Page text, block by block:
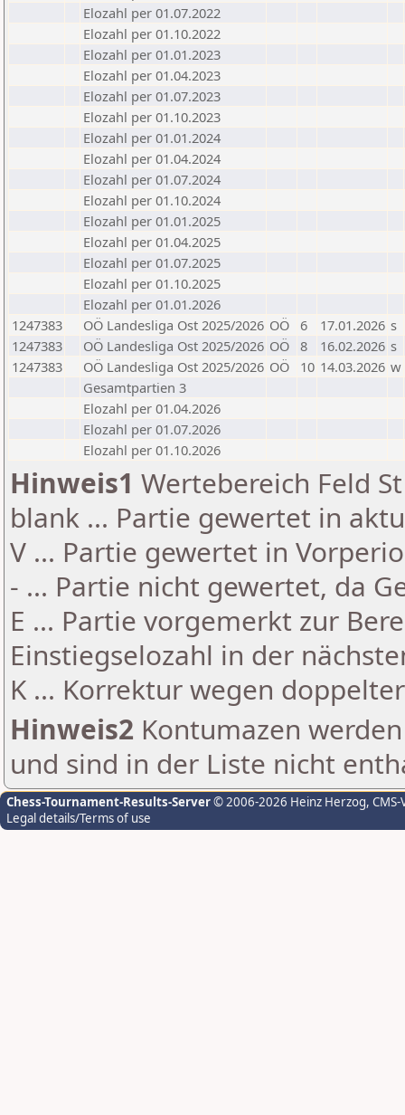
Elozahl per 01.07.2022
Elozahl per 01.10.2022
Elozahl per 01.01.2023
Elozahl per 01.04.2023
Elozahl per 01.07.2023
Elozahl per 01.10.2023
Elozahl per 01.01.2024
Elozahl per 01.04.2024
Elozahl per 01.07.2024
Elozahl per 01.10.2024
Elozahl per 01.01.2025
Elozahl per 01.04.2025
Elozahl per 01.07.2025
Elozahl per 01.10.2025
Elozahl per 01.01.2026
1247383
OÖ Landesliga Ost 2025/2026 OÖ 6 17.01.2026 s
1247383
OÖ Landesliga Ost 2025/2026 OÖ 8 16.02.2026 s
1247383
OÖ Landesliga Ost 2025/2026 OÖ 10 14.03.2026 w
Gesamtpartien 3
Elozahl per 01.04.2026
Elozahl per 01.07.2026
Elozahl per 01.10.2026
Hinweis1 Wertebereich Feld
blank ... Partie gewertet in
V ... Partie gewertet in
- ... Partie nicht gewertet, da
E ... Partie vorgemerkt zur
Einstiegselozahl in der
K ... Korrektur wegen
Hinweis2 Kontumazen
und sind in der Liste nicht
Chess-Tournament-Results-Server© 2006-2026 Heinz Herzog,
Legal details/Terms of use